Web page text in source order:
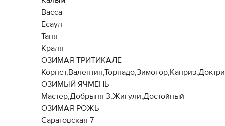
Васса
Есаул
Таня
Краля
ОЗИМАЯ ТРИТИКАЛЕ
ОЗИМЫЙ ЯЧМЕНЬ
Мастер,Добрыня 3,Жигули,Достойный
ОЗИМАЯ РОЖЬ
Саратовская 7